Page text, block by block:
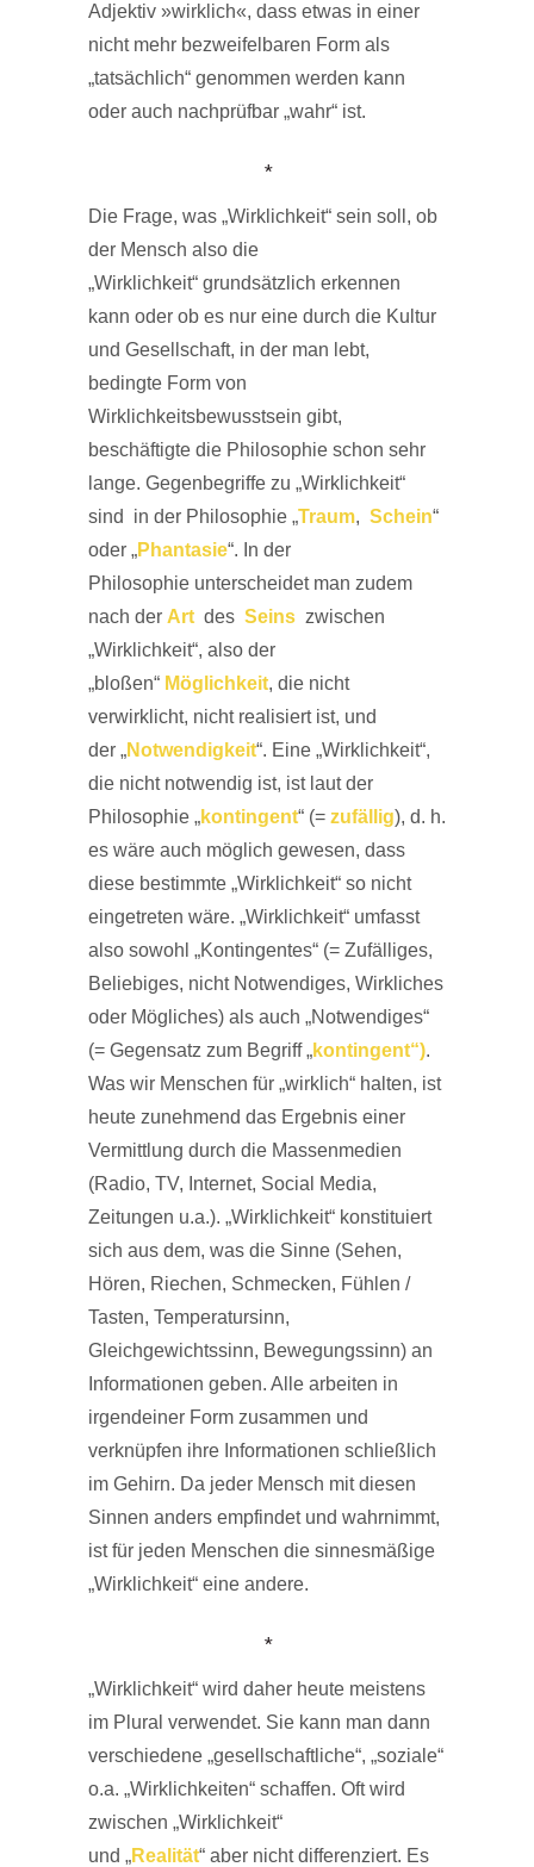
Adjektiv »wirklich«, dass etwas in einer
nicht mehr bezweifelbaren Form als
„tatsächlich“ genommen werden kann
oder auch nachprüfbar „wahr“ ist.
*
Die Frage, was „Wirklichkeit“ sein soll, ob
der Mensch also die
„Wirklichkeit“ grundsätzlich erkennen
kann oder ob es nur eine durch die Kultur
und Gesellschaft, in der man lebt,
bedingte Form von
Wirklichkeitsbewusstsein gibt,
beschäftigte die Philosophie schon sehr
lange. Gegenbegriffe zu „Wirklichkeit“
sind in der Philosophie „Traum, Schein“
oder „Phantasie“. In der
Philosophie unterscheidet man zudem
nach der Art des Seins zwischen
„Wirklichkeit“, also der
„bloßen“ Möglichkeit, die nicht
verwirklicht, nicht realisiert ist, und
der „Notwendigkeit“. Eine „Wirklichkeit“,
die nicht notwendig ist, ist laut der
Philosophie „kontingent“ (= zufällig), d. h.
es wäre auch möglich gewesen, dass
diese bestimmte „Wirklichkeit“ so nicht
eingetreten wäre. „Wirklichkeit“ umfasst
also sowohl „Kontingentes“ (= Zufälliges,
Beliebiges, nicht Notwendiges, Wirkliches
oder Mögliches) als auch „Notwendiges“
(= Gegensatz zum Begriff „kontingent“).
Was wir Menschen für „wirklich“ halten, ist
heute zunehmend das Ergebnis einer
Vermittlung durch die Massenmedien
(Radio, TV, Internet, Social Media,
Zeitungen u.a.). „Wirklichkeit“ konstituiert
sich aus dem, was die Sinne (Sehen,
Hören, Riechen, Schmecken, Fühlen /
Tasten, Temperatursinn,
Gleichgewichtssinn, Bewegungssinn) an
Informationen geben. Alle arbeiten in
irgendeiner Form zusammen und
verknüpfen ihre Informationen schließlich
im Gehirn. Da jeder Mensch mit diesen
Sinnen anders empfindet und wahrnimmt,
ist für jeden Menschen die sinnesmäßige
„Wirklichkeit“ eine andere.
*
„Wirklichkeit“ wird daher heute meistens
im Plural verwendet. Sie kann man dann
verschiedene „gesellschaftliche“, „soziale“
o.a. „Wirklichkeiten“ schaffen. Oft wird
zwischen „Wirklichkeit“
und „Realität“ aber nicht differenziert. Es